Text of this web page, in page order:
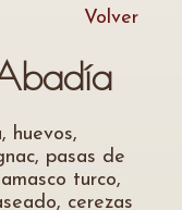
Volver
huevos,
pasas de
turco,
cerezas